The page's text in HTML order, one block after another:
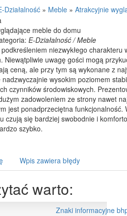
Działalność » Meble » Atrakcyjnie
meble do domu
E-Działalność / Meble
niezwykłego
Niewątpliwie uwagę gości mogą
ceną, ale przy tym są wykonane z
wysokim poziomem
czynników środowiskowych.
zadowoleniem ze strony nawet
jest ponadprzeciętna
czują się bardziej swobodnie i
szybko.
Wpis zawiera błędy
warto:
Znaki informacyjne